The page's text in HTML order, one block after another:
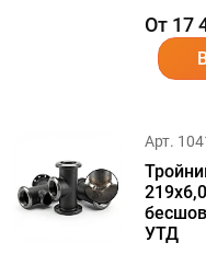
От 17
Арт.
УТД